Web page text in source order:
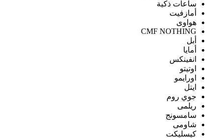
ساعات ذكية
أمازفيت
هواوى
CMF NOTHING
أبل
أمايا
انفينكس
اوتيتو
اورايمو
ايتل
جوي روم
ريلمى
سامسونج
شاومى
كيسليكت